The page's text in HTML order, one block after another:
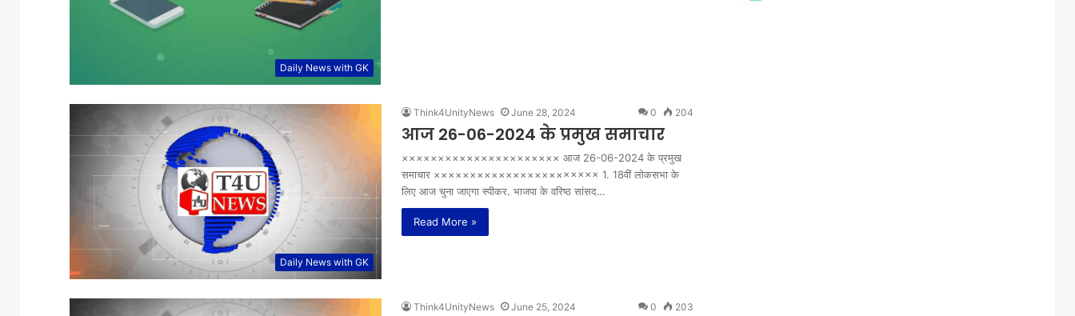
Daily News with GK
Daily News with GK
Think4UnityNews June 28, 2024 0 204
आज 26-06-2024 के प्रमुख समाचार
×××××××××××××××××××××× आज 26-06-2024 के प्रमुख
समाचार ××××××××××××××××××××××× 1. 18वीं लोकसभा के
लिए आज चुना जाएगा स्पीकर. भाजपा के वरिष्ठ सांसद…
Read More »
Think4UnityNews June 25, 2024 0 203